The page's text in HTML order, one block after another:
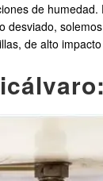
de
desviado,
de alto